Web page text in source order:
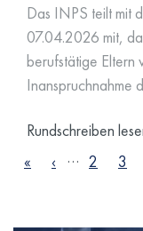
Das INPS teilt mit
07.04.2026 mit,
berufstätige
Inanspruchnahme
Rundschreiben
« « First‹ ‹ Vorherige
… 2 3